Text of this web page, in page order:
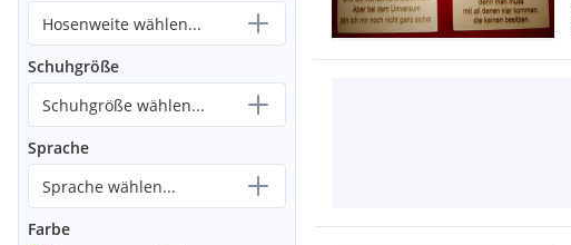
Hosenweite wählen...
Schuhgröße
Schuhgröße wählen...
Sprache
Sprache wählen...
Farbe